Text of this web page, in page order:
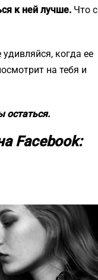
к ней лучше. Что с
когда ее
на тебя и
остаться.
Facebook: